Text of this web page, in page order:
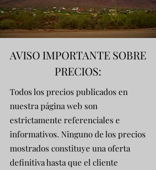
AVISO IMPORTANTE SOBRE
PRECIOS:
Todos los precios publicados en
nuestra página web son
estrictamente referenciales e
informativos. Ninguno de los precios
mostrados constituye una oferta
definitiva hasta que el cliente